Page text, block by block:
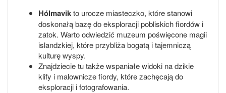
Hólmavikto urocze miasteczko, które stanowi
doskonałą bazę do eksploracji pobliskich fiordów i
zatok. Warto odwiedzić muzeum poświęcone magii
islandzkiej, które przybliża bogatą i tajemniczą
kulturę wyspy.
Znajdziecie tu także wspaniałe widoki na dzikie
klify i malownicze fiordy, które zachęcają do
eksploracji i fotografowania.